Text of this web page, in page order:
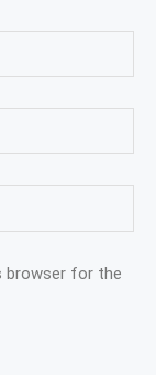
browser for the